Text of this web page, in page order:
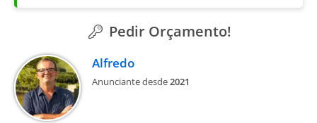
Pedir Orçamento!
Alfredo
Anunciante desde2021